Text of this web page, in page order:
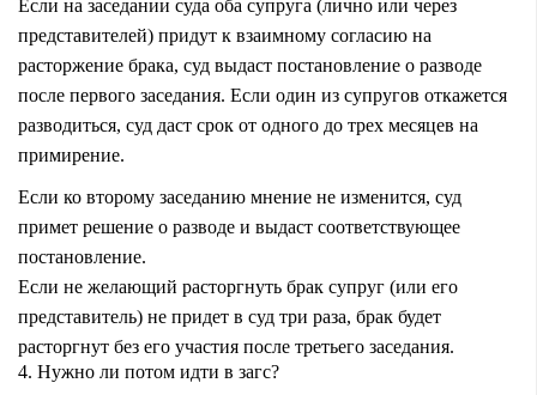
Если на заседании суда оба супруга (лично или через
представителей) придут к взаимному согласию на
расторжение брака, суд выдаст постановление о разводе
после первого заседания. Если один из супругов откажется
разводиться, суд даст срок от одного до трех месяцев на
примирение.
Если ко второму заседанию мнение не изменится, суд
примет решение о разводе и выдаст соответствующее
постановление.
Если не желающий расторгнуть брак супруг (или его
представитель) не придет в суд три раза, брак будет
расторгнут без его участия после третьего заседания.
4. Нужно ли потом идти в загс?